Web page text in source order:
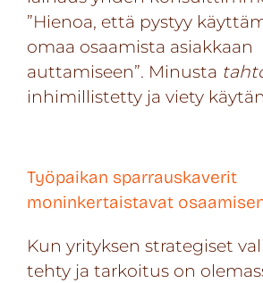
”Hienoa, että pystyy
omaa osaamista asiakkaan
auttamiseen”. Minusta
inhimillistetty ja viety
Työpaikan sparrauskaverit
moninkertaistavat
Kun yrityksen strategiset
tehty ja tarkoitus on